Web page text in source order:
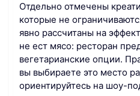
Отдельно отмечены
которые не
явно рассчитаны на
не ест мясо: ресторан
вегетарианские опции.
вы выбираете это место
ориентируйтесь на шоу-